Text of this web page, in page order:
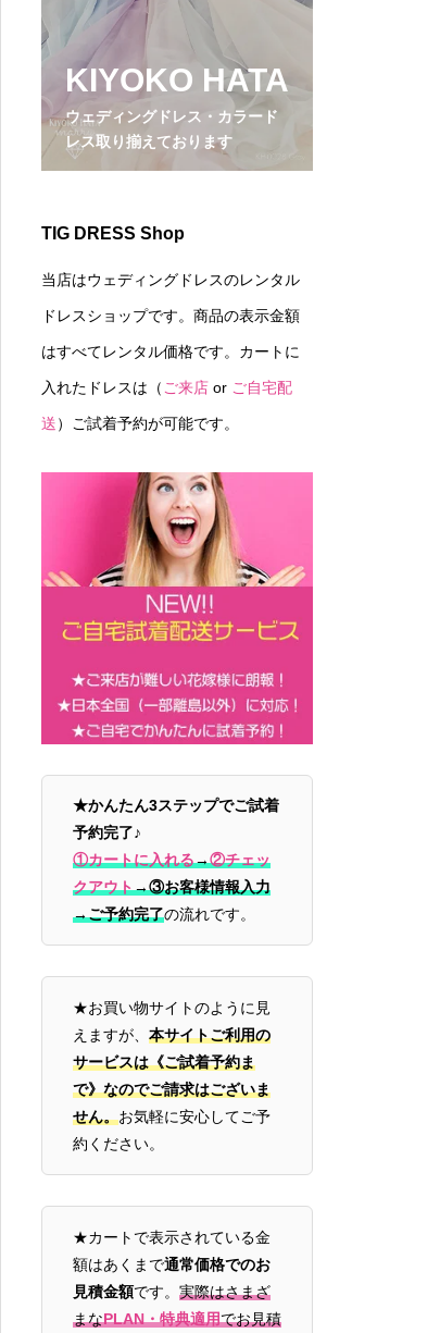
KIYOKO HATA
ウェディングドレス・カラード
レス取り揃えております
TIG DRESS Shop
当店はウェディングドレスのレンタル
ドレスショップです。商品の表示金額
はすべてレンタル価格です。カートに
入れたドレスは（ ご来店 or ご自宅配
送）ご試着予約が可能です。
★かんたん3ステップでご試着
予約完了♪
①カートに入れる→②チェッ
クアウト→③お客様情報入力
→ご予約完了の流れです。
★お買い物サイトのように見
えますが、 本サイトご利用の
サービスは《ご試着予約ま
で》なのでご請求はございま
せん。お気軽に安心してご予
約ください。
★カートで表示されている金
額はあくまで通常価格でのお
見積金額です。 実際はさまざ
まなPLAN・特典適用でお見積